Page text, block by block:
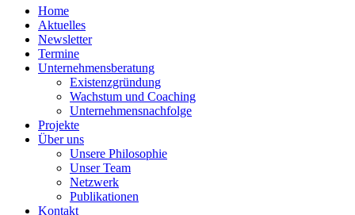
Home
Aktuelles
Newsletter
Termine
Unternehmensberatung
Existenzgründung
Wachstum und Coaching
Unternehmensnachfolge
Projekte
Über uns
Unsere Philosophie
Unser Team
Netzwerk
Publikationen
Kontakt